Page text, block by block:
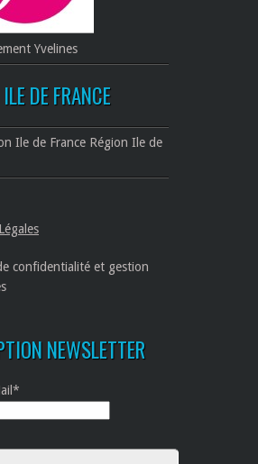
Yvelines
DE FRANCE
Région Ile de
confidentialité et gestion
NEWSLETTER